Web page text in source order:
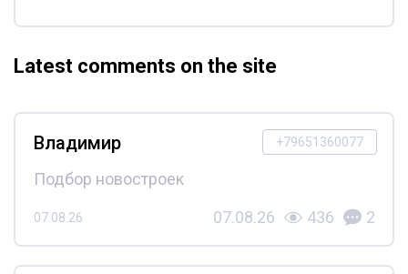
Latest comments on the site
+79651360077
Владимир
Подбор новостроек
07.08.26 07.08.26 436 2